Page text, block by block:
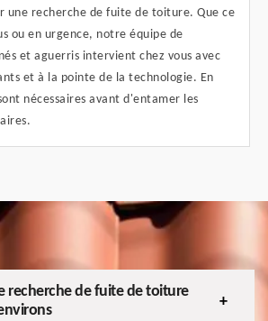
une recherche de fuite de toiture. Que ce
ou en urgence, notre équipe de
et aguerris intervient chez vous avec
et à la pointe de la technologie. En
nécessaires avant d'entamer les
recherche de fuite de toiture